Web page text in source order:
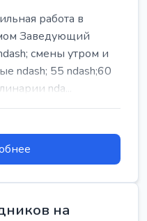
работа в
Заведующий
смены утром и
ndash; 55 ndash;60
nda...
на